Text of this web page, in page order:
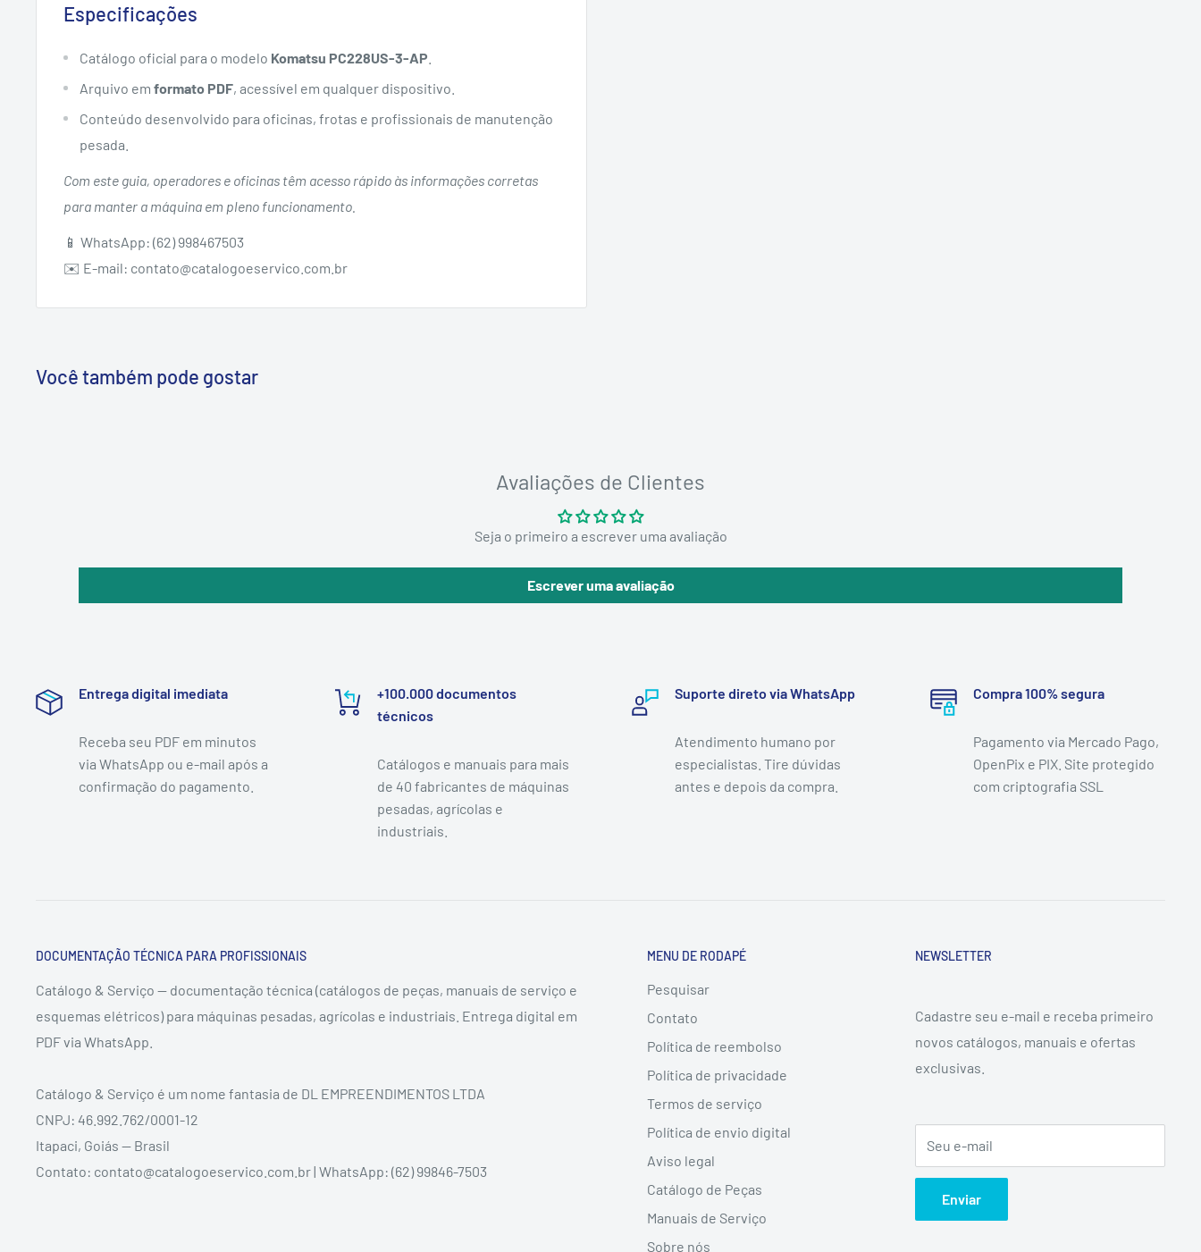
Especificações
Catálogo oficial para o modelo Komatsu PC228US-3-AP
Arquivo em formato PDF, acessível em qualquer dispositivo.
Conteúdo desenvolvido para oficinas, frotas e profissionais de manutenção
pesada.
Com este guia, operadores e oficinas têm acesso rápido às informações corretas
para manter a máquina em pleno funcionamento.
📱 WhatsApp: (62) 998467503
✉️ E-mail: contato@catalogoeservico.com.br
Você também pode gostar
Avaliações de Clientes
Seja o primeiro a escrever uma avaliação
Escrever uma avaliação
Entrega digital imediata
Receba seu PDF em minutos
via WhatsApp ou e-mail após a
confirmação do pagamento.
+100.000 documentos
técnicos
Catálogos e manuais para mais
de 40 fabricantes de máquinas
pesadas, agrícolas e
industriais.
Suporte direto via WhatsApp
Atendimento humano por
especialistas. Tire dúvidas
antes e depois da compra.
Compra 100% segura
Pagamento via Mercado Pago,
OpenPix e PIX. Site protegido
com criptografia SSL
DOCUMENTAÇÃO TÉCNICA PARA PROFISSIONAIS
Catálogo & Serviço — documentação técnica (catálogos de peças, manuais de serviço e
esquemas elétricos) para máquinas pesadas, agrícolas e industriais. Entrega digital em
PDF via WhatsApp.
Catálogo & Serviço é um nome fantasia de DL EMPREENDIMENTOS LTDA
CNPJ: 46.992.762/0001-12
Itapaci, Goiás — Brasil
Contato: contato@catalogoeservico.com.br | WhatsApp: (62) 99846-7503
MENU DE RODAPÉ
Pesquisar
Contato
Política de reembolso
Política de privacidade
Termos de serviço
Política de envio digital
Aviso legal
Catálogo de Peças
Manuais de Serviço
Sobre nós
NEWSLETTER
Cadastre seu e-mail e receba primeiro
novos catálogos, manuais e ofertas
exclusivas.
Seu e-mail
Enviar